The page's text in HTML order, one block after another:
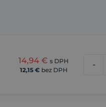
14,94 € s DPH
12,15 € bez DPH
-